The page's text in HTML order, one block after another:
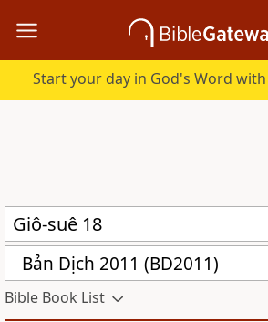
Bản Dịch 2011 (BD2011)
Bible Book List